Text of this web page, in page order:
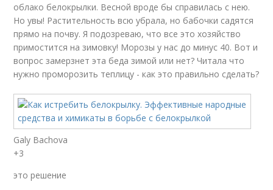
облако белокрылки. Весной вроде бы справилась с нею.
Но увы! Растительность всю убрала, но бабочки садятся
прямо на почву. Я подозреваю, что все это хозяйство
примостится на зимовку! Морозы у нас до минус 40. Вот и
вопрос замерзнет эта беда зимой или нет? Читала что
нужно проморозить теплицу - как это правильно сделать?
Galy Bachova
+3
это решение